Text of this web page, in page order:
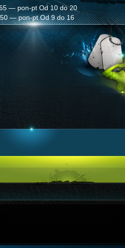
— pon-pt Od 10 do 20
— pon-pt Od 9 do 16